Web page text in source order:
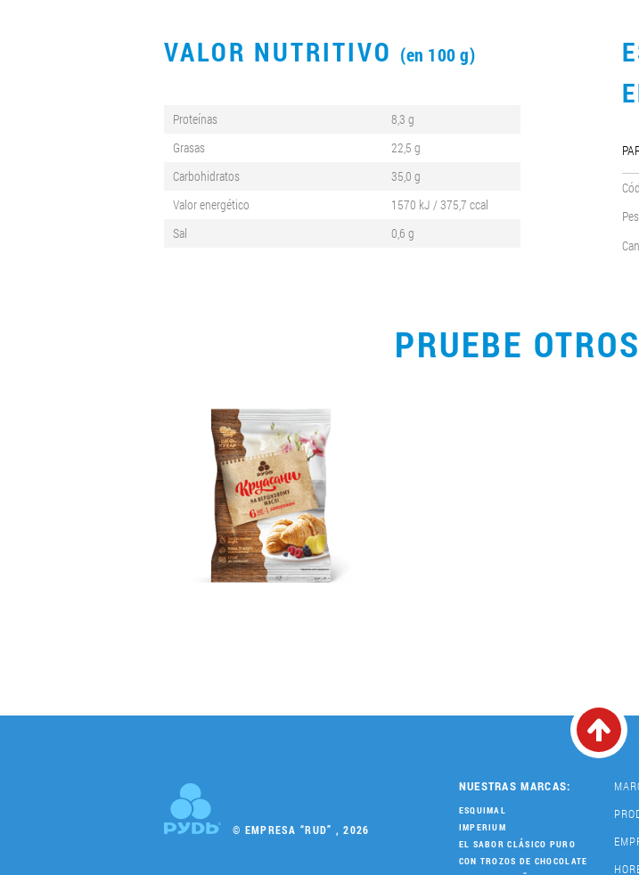
VALOR NUTRITIVO (en 100 g)
Proteínas
8,3 g
Grasas
22,5 g
Carbohidratos
35,0 g
Valor energético
1570 kJ / 375,7 ccal
Sal
0,6 g
PRUEBE
© EMPRESA “RUD” , 2026
NUESTRAS MARCAS:
ESQUIMAL
IMPERIUM
EL SABOR CLÁSICO PURO
CON TROZOS DE CHOCOLATE